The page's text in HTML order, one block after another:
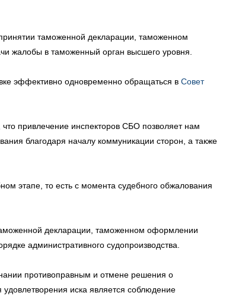
таможенной декларации, таможенном
жалобы в таможенный орган высшего уровня.
эффективно одновременно обращаться в Совет
привлечение инспекторов СБО позволяет нам
благодаря началу коммуникации сторон, а также
этапе, то есть с момента судебного обжалования
декларации, таможенном оформлении
административного судопроизводства.
противоправным и отмене решения о
иска является соблюдение